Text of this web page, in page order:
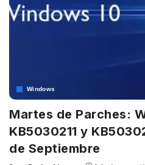
Windows
Martes de Parches:
KB5030211 y
de Septiembre